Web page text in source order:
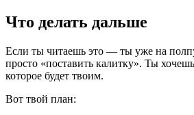
Что делать дальше
Если ты читаешь это — ты уже на
просто «поставить калитку». Ты
которое будет твоим.
Вот твой план: